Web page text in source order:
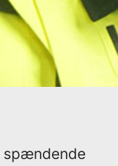
spændende